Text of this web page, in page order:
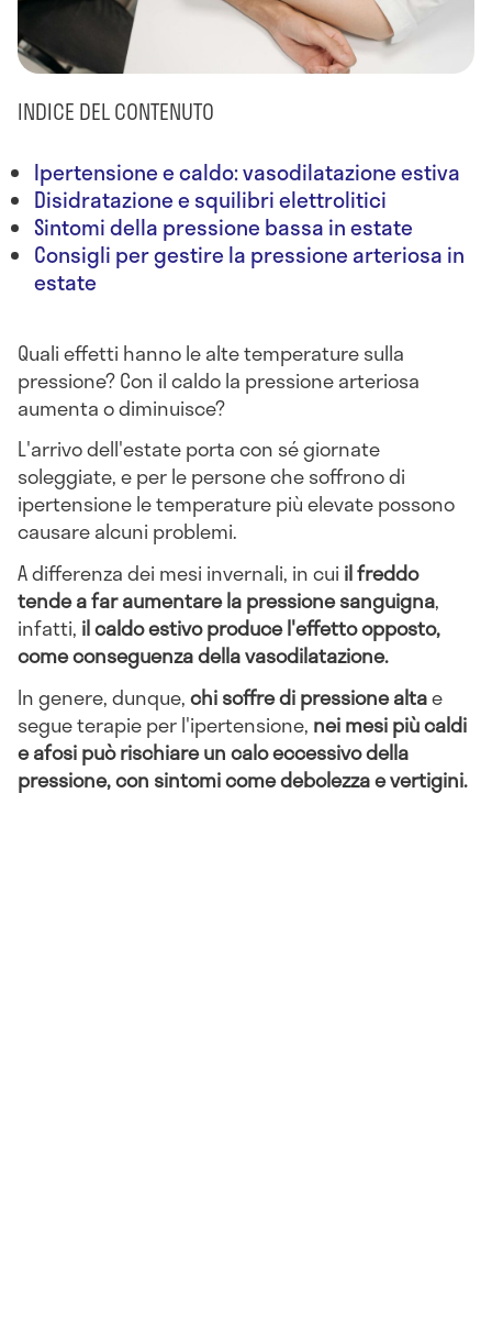
INDICE DEL CONTENUTO
Ipertensione e caldo: vasodilatazione estiva
Disidratazione e squilibri elettrolitici
Sintomi della pressione bassa in estate
Consigli per gestire la pressione arteriosa in
estate
Quali effetti hanno le alte temperature sulla
pressione? Con il caldo la pressione arteriosa
aumenta o diminuisce?
L'arrivo dell'estate porta con sé giornate
soleggiate, e per le persone che soffrono di
ipertensione le temperature più elevate possono
causare alcuni problemi.
A differenza dei mesi invernali, in cui il freddo
tende a far aumentare la pressione sanguigna,
infatti, il caldo estivo produce l'effetto opposto,
come conseguenza della vasodilatazione.
In genere, dunque,chi soffre di pressione altae
segue terapie per l'ipertensione, nei mesi più caldi
e afosi può rischiare un calo eccessivo della
pressione, con sintomi come debolezza e vertigini.